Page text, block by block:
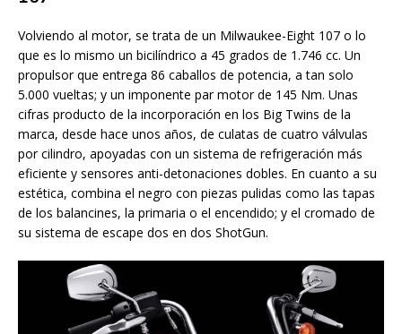
Volviendo al motor, se trata de un Milwaukee-Eight 107 o lo
que es lo mismo un bicilíndrico a 45 grados de 1.746 cc. Un
propulsor que entrega 86 caballos de potencia, a tan solo
5.000 vueltas; y un imponente par motor de 145 Nm. Unas
cifras producto de la incorporación en los Big Twins de la
marca, desde hace unos años, de culatas de cuatro válvulas
por cilindro, apoyadas con un sistema de refrigeración más
eficiente y sensores anti-detonaciones dobles. En cuanto a su
estética, combina el negro con piezas pulidas como las tapas
de los balancines, la primaria o el encendido; y el cromado de
su sistema de escape dos en dos ShotGun.